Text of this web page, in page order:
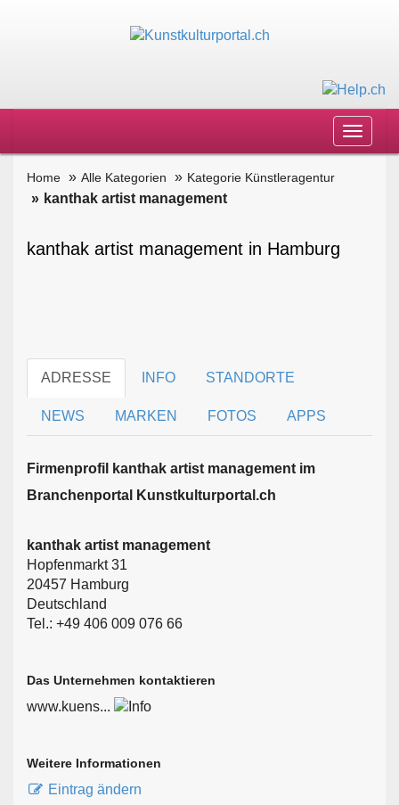
Toggle
Home Alle Kategorien Kategorie Künstleragentur
kanthak artist management
kanthak artist management in Hamburg
ADRESSE INFO STANDORTE
NEWS MARKEN FOTOS APPS
Firmen­profil kanthak artist management im
Branchen­portal Kunstkulturportal.ch
kanthak artist management
Hopfenmarkt 31
20457 Hamburg
Deutschland
Tel.: +49 406 009 076 66
Das Unternehmen kontaktieren
www.kuens...
Weitere Informationen
Eintrag ändern